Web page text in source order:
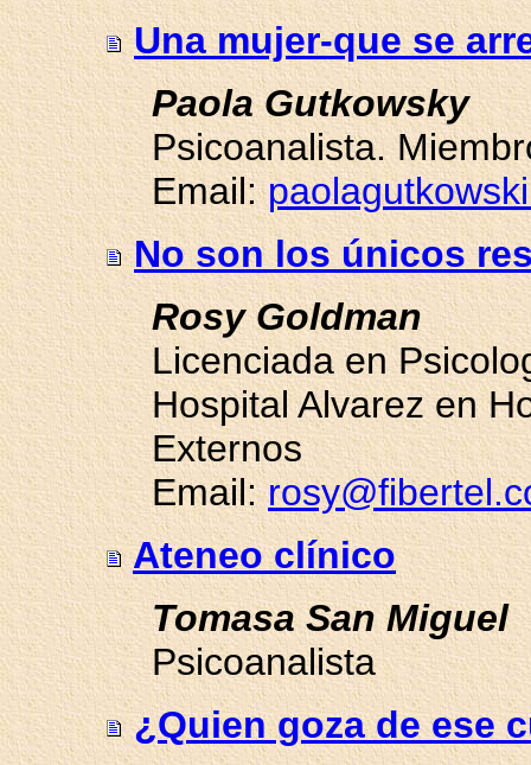
Una mujer-que se
Paola Gutkowsky
Psicoanalista.
Email:
No son los únicos
Rosy Goldman
Licenciada en
Hospital Alvarez en
Externos
Email:
Ateneo clínico
Tomasa San Miguel
Psicoanalista
¿Quien goza de ese